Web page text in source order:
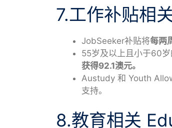
7.工作补贴相
JobSeeker补贴将每两
55岁及以上且小于60
获得92.1澳元。
Austudy 和 Youth
支持。
8.教育相关